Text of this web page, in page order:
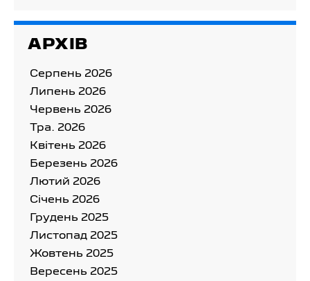
АРХІВ
Серпень 2026
Липень 2026
Червень 2026
Тра. 2026
Квітень 2026
Березень 2026
Лютий 2026
Cічень 2026
Грудень 2025
Листопад 2025
Жовтень 2025
Вересень 2025